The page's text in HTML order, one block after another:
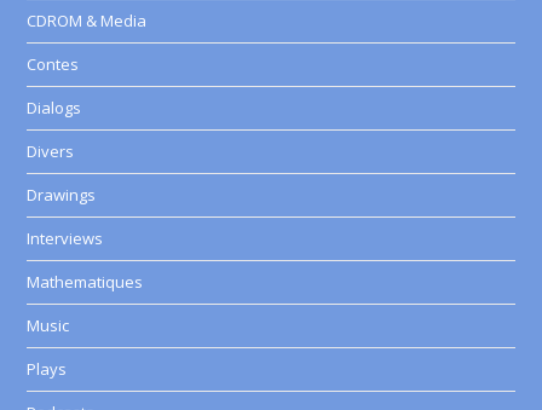
CDROM & Media
Contes
Dialogs
Divers
Drawings
Interviews
Mathematiques
Music
Plays